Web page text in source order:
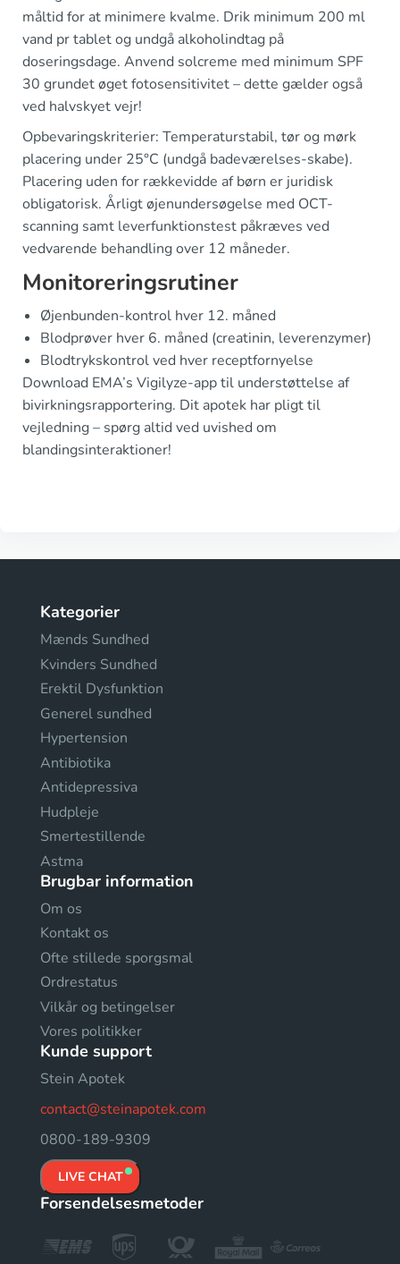
måltid for at minimere kvalme. Drik minimum 200 ml
vand pr tablet og undgå alkoholindtag på
doseringsdage. Anvend solcreme med minimum SPF
30 grundet øget fotosensitivitet – dette gælder også
ved halvskyet vejr!
Opbevaringskriterier: Temperaturstabil, tør og mørk
placering under 25°C (undgå badeværelses-skabe).
Placering uden for rækkevidde af børn er juridisk
obligatorisk. Årligt øjenundersøgelse med OCT-
scanning samt leverfunktionstest påkræves ved
vedvarende behandling over 12 måneder.
Monitoreringsrutiner
Øjenbunden-kontrol hver 12. måned
Blodprøver hver 6. måned (creatinin, leverenzymer)
Blodtrykskontrol ved hver receptfornyelse
Download EMA’s Vigilyze-app til understøttelse af
bivirkningsrapportering. Dit apotek har pligt til
vejledning – spørg altid ved uvished om
blandingsinteraktioner!
Kategorier
Mænds Sundhed
Kvinders Sundhed
Erektil Dysfunktion
Generel sundhed
Hypertension
Antibiotika
Antidepressiva
Hudpleje
Smertestillende
Astma
Brugbar information
Om os
Kontakt os
Ofte stillede sporgsmal
Ordrestatus
Vilkår og betingelser
Vores politikker
Kunde support
Stein Apotek
contact@steinapotek.com
0800-189-9309
LIVE CHAT
Forsendelsesmetoder